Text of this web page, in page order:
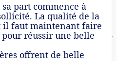
part commence à
La qualité de la
il faut maintenant faire
réussir une belle
offrent de belle